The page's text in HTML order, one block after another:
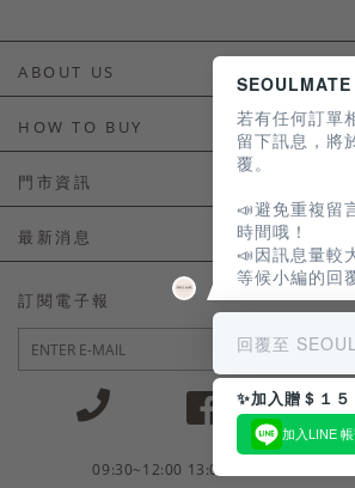
ABOUT US
HOW TO BUY
如何購買
會員常見問題
訂單常見問題
商品售後服務
電子發票
門市資訊
門市資訊
最新消息
LINE官方會員活動
訂閱電子報
09:30~12:00 13:00~18:30 / Mon -
若有任何訂單
留下訊息，將
覆。
📣避免重複留
時間哦！
📣因訊息量較
等候小編的回
回覆至
✨加入贈＄１５
加入LINE